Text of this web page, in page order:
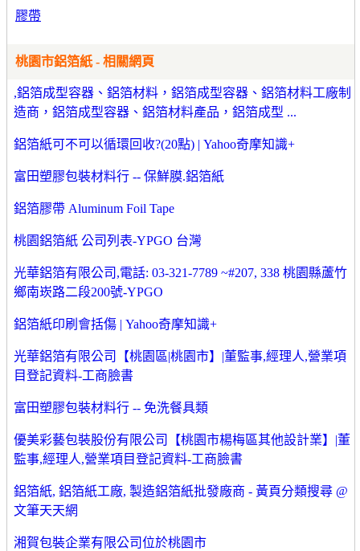
膠帶
桃園市鋁箔紙 - 相關網頁
,鋁箔成型容器、鋁箔材料，鋁箔成型容器、鋁箔材料工廠制
造商，鋁箔成型容器、鋁箔材料產品，鋁箔成型 ...
鋁箔紙可不可以循環回收?(20點) | Yahoo奇摩知識+
富田塑膠包裝材料行 -- 保鮮膜.鋁箔紙
鋁箔膠帶 Aluminum Foil Tape
桃園鋁箔紙 公司列表-YPGO 台灣
光華鋁箔有限公司,電話: 03-321-7789 ~#207, 338 桃園縣蘆竹
鄉南崁路二段200號-YPGO
鋁箔紙印刷會括傷 | Yahoo奇摩知識+
光華鋁箔有限公司【桃園區|桃園市】|董監事,經理人,營業項
目登記資料-工商臉書
富田塑膠包裝材料行 -- 免洗餐具類
優美彩藝包裝股份有限公司【桃園市楊梅區其他設計業】|董
監事,經理人,營業項目登記資料-工商臉書
鋁箔紙, 鋁箔紙工廠, 製造鋁箔紙批發廠商 - 黃頁分類搜尋 @
文筆天天網
湘賀包裝企業有限公司位於桃園市